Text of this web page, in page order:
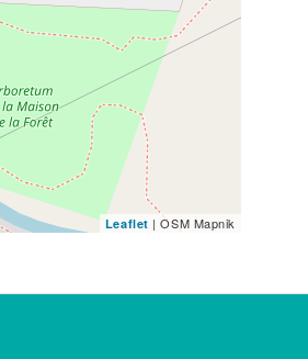
Leaflet | OSM Mapnik